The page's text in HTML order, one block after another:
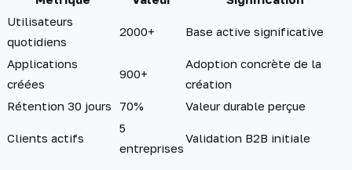
Utilisateurs
quotidiens
2000+ Base active significative
Applications
créées
900+
Adoption concrète de la
création
Rétention 30 jours
70% Valeur durable perçue
Clients actifs
5
entreprises
Validation B2B initiale